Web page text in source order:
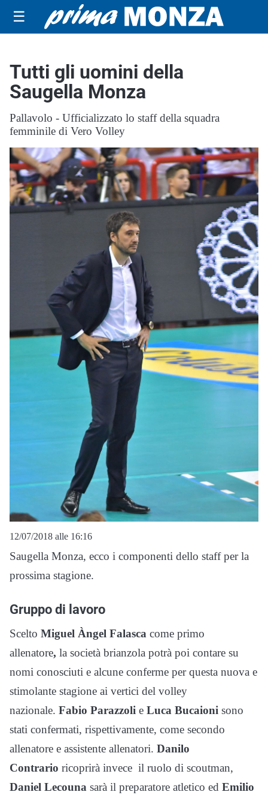
☰
Tutti gli uomini della
Saugella Monza
Pallavolo - Ufficializzato lo staff della squadra
femminile di Vero Volley
12/07/2018 alle 16:16
Saugella Monza, ecco i componenti dello staff per la
prossima stagione.
Gruppo di lavoro
Scelto Miguel Àngel Falasca come primo
allenatore, la società brianzola potrà poi contare su
nomi conosciuti e alcune conferme per questa nuova e
stimolante stagione ai vertici del volley
nazionale. Fabio Parazzoli e Luca Bucaioni sono
stati confermati, rispettivamente, come secondo
allenatore e assistente allenatori. Danilo
Contrario ricoprirà invece il ruolo di scoutman,
Daniel Lecouna sarà il preparatore atletico ed Emilio